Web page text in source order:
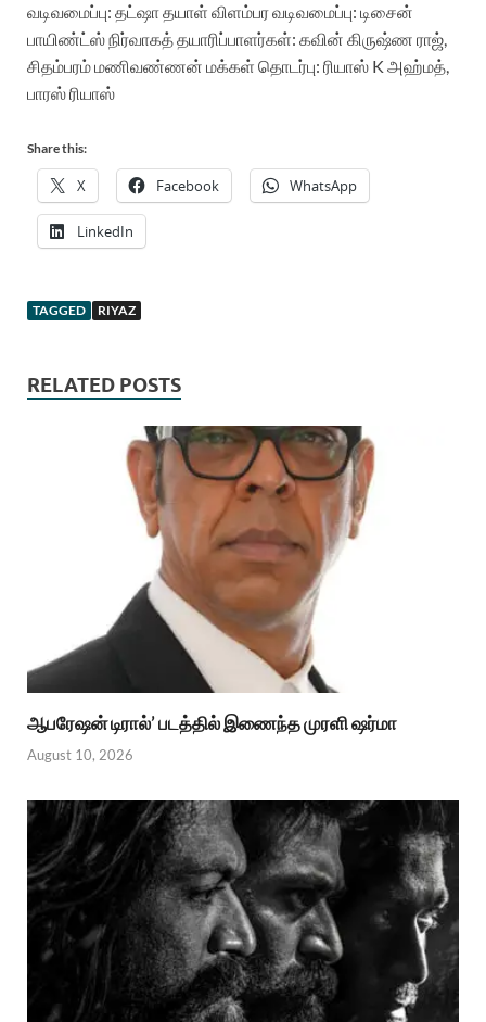
வடிவமைப்பு: தட்ஷா தயாள் விளம்பர வடிவமைப்பு: டிசைன்
பாயிண்ட்ஸ்நிர்வாகத் தயாரிப்பாளர்கள்: கவின் கிருஷ்ண ராஜ்,
சிதம்பரம் மணிவண்ணன் மக்கள் தொடர்பு: ரியாஸ் K அஹ்மத்,
பாரஸ் ரியாஸ்
Share this:
X Facebook WhatsApp
LinkedIn
TAGGED RIYAZ
RELATED POSTS
ஆபரேஷன் டிரால்’ படத்தில் இணைந்த முரளி ஷர்மா
August 10, 2026